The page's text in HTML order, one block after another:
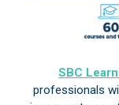
SBC
professionals